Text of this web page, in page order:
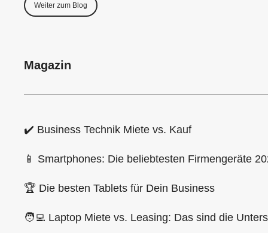
Weiter zum Blog
Magazin
✔️ Business Technik Miete vs. Kauf
📱 Smartphones: Die beliebtesten Firmengeräte
🏆 Die besten Tablets für Dein Business
🧑‍💻 Laptop Miete vs. Leasing: Das sind die